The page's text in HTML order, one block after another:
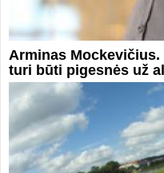
Arminas
turi būti pigesnės už